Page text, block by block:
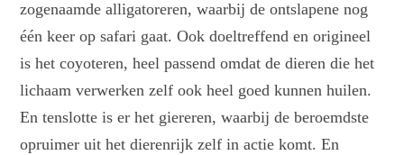
zogenaamde alligatoreren, waarbij de ontslapene nog
één keer op safari gaat. Ook doeltreffend en origineel
is het coyoteren, heel passend omdat de dieren die het
lichaam verwerken zelf ook heel goed kunnen huilen.
En tenslotte is er het giereren, waarbij de beroemdste
opruimer uit het dierenrijk zelf in actie komt. En